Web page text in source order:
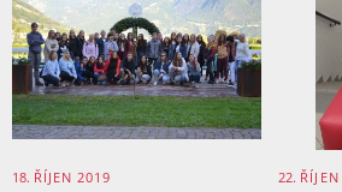
18. ŘÍJEN 2019 22. ŘÍJEN